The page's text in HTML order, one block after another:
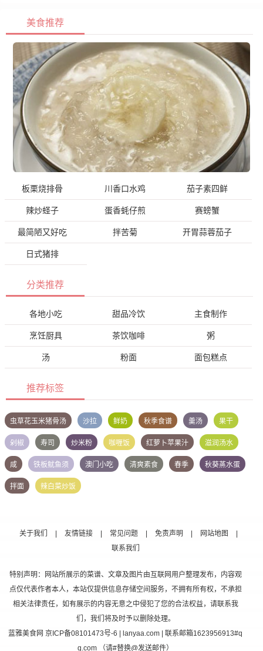
美食推荐
板栗烧排骨 川香口水鸡 茄子素四鲜
辣炒蛏子 蛋香蚝仔煎 赛螃蟹
最简陋又好吃 拌苦菊 开胃蒜蓉茄子
日式猪排
分类推荐
各地小吃 甜品冷饮 主食制作
烹饪厨具 茶饮咖啡 粥
汤 粉面 面包糕点
推荐标签
虫草花玉米猪骨汤 沙拉 鲜奶 秋季食谱 羹汤 果干
剁椒 寿司 炒米粉 咖喱饭 红萝卜苹果汁 滋润汤水
咸 铁板鱿鱼须 澳门小吃 清爽素食 春季 秋葵蒸水蛋
拌面 辣白菜炒饭
关于我们 | 友情链接 | 常见问题 | 免责声明 | 网站地图
|
联系我们
特别声明：网站所展示的菜谱、文章及图片由互联网用户整理发布，内容观
点仅代表作者本人，本站仅提供信息存储空间服务，不拥有所有权，不承担
相关法律责任，如有展示的内容无意之中侵犯了您的合法权益，请联系我
们，我们将及时予以删除处理。
蓝雅美食网 京ICP备08101473号-6 | lanyaa.com | 联系邮箱1623956913#q
q.com （请#替换@发送邮件）